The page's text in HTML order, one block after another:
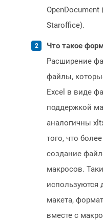
OpenDocument
Staroffice).
Что такое
Расширение
файлы,
Excel в виде
поддержкой
аналогичны
того, что
создание
макросов.
используются
макета,
вместе с